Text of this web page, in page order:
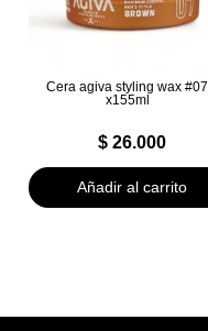
Cera agiva styling wax #07
x155ml
$26.000
Añadir al carrito